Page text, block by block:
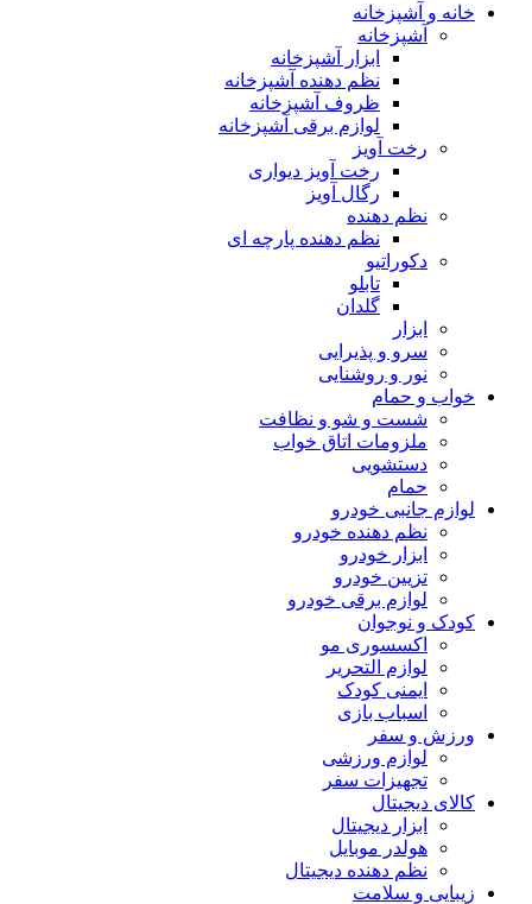
خانه و آشپزخانه
آشپزخانه
ابزار آشپزخانه
نظم دهنده آشپزخانه
ظروف آشپزخانه
لوازم برقی آشپزخانه
رخت آویز
رخت آویز دیواری
رگال آویز
نظم دهنده
نظم دهنده پارچه ای
دکوراتیو
تابلو
گلدان
ابزار
سرو و پذیرایی
نور و روشنایی
خواب و حمام
شست و شو و نظافت
ملزومات اتاق خواب
دستشویی
حمام
لوازم جانبی خودرو
نظم دهنده خودرو
ابزار خودرو
تزیین خودرو
لوازم برقی خودرو
کودک و نوجوان
اکسسوری مو
لوازم التحریر
ایمنی کودک
اسباب بازی
ورزش و سفر
لوازم ورزشی
تجهیزات سفر
کالای دیجیتال
ابزار دیجیتال
هولدر موبایل
نظم دهنده دیجیتال
زیبایی و سلامت